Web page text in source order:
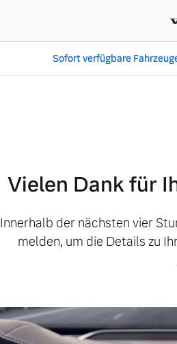
Sofort verfügbare
Vielen Dank für
Innerhalb der nächsten vier
melden, um die Details zu